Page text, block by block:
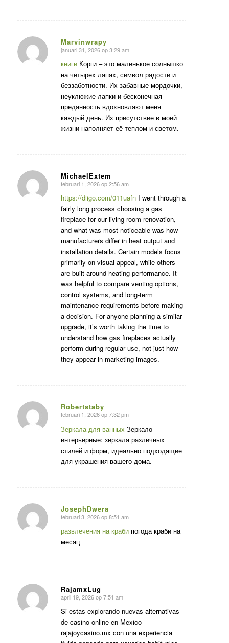
Marvinwrapy
zegt:
januari 31, 2026 op 3:29 am
книгиКорги – это маленькое солнышко
на четырех лапах, символ радости и
беззаботности. Их забавные мордочки,
неуклюжие лапки и бесконечная
преданность вдохновляют меня
каждый день. Их присутствие в моей
жизни наполняет её теплом и светом.
MichaelExtem
zegt:
februari 1, 2026 op 2:56 am
https://diigo.com/011uafnI went through a
fairly long process choosing a gas
fireplace for our living room renovation,
and what was most noticeable was how
manufacturers differ in heat output and
installation details. Certain models focus
primarily on visual appeal, while others
are built around heating performance. It
was helpful to compare venting options,
control systems, and long-term
maintenance requirements before making
a decision. For anyone planning a similar
upgrade, it’s worth taking the time to
understand how gas fireplaces actually
perform during regular use, not just how
they appear in marketing images.
Robertstaby
zegt:
februari 1, 2026 op 7:32 pm
Зеркала для ванных Зеркало
интерьерные: зеркала различных
стилей и форм, идеально подходящие
для украшения вашего дома.
JosephDwera
zegt:
februari 3, 2026 op 8:51 am
развлечения на крабипогода краби на
месяц
RajamxLug
zegt:
april 19, 2026 op 7:51 am
Si estas explorando nuevas alternativas
de casino online en Mexico
rajajoycasino.mx con una experiencia